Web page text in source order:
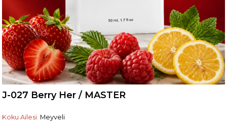
J-027 Berry Her / MASTER
Koku Ailesi: Meyveli